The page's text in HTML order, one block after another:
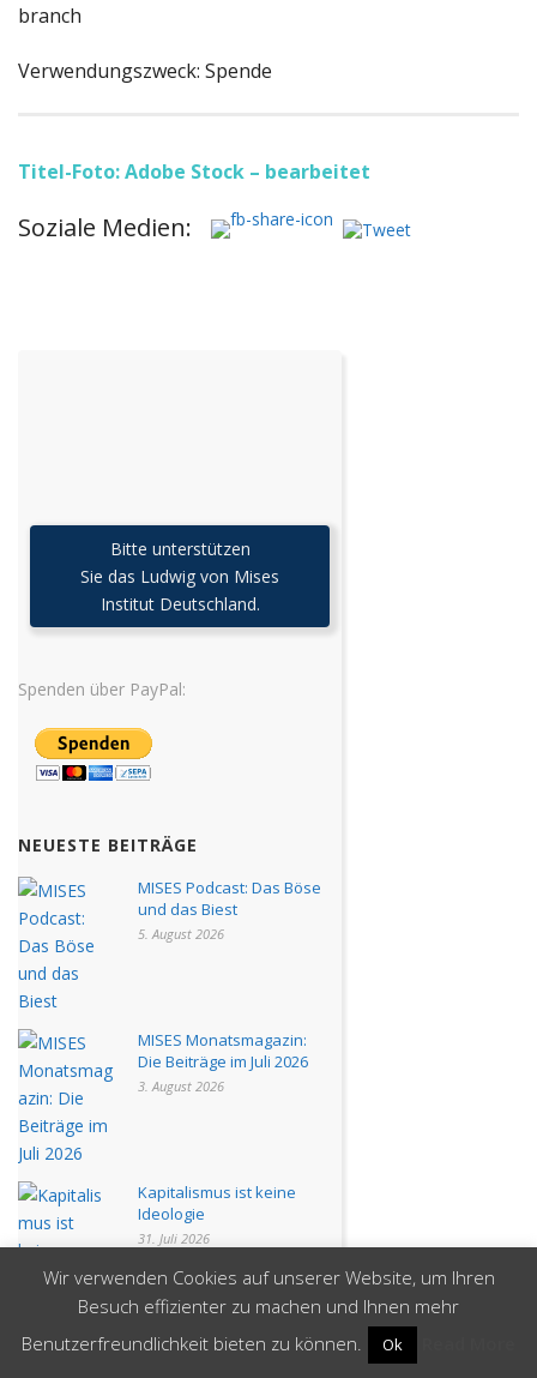
branch
Verwendungszweck: Spende
Titel-Foto: Adobe Stock – bearbeitet
Soziale Medien:
Bitte unterstützen
Sie das Ludwig von Mises
Institut Deutschland.
Spenden über PayPal:
NEUESTE BEITRÄGE
MISES Podcast: Das Böse
und das Biest
5. August 2026
MISES Monatsmagazin:
Die Beiträge im Juli 2026
3. August 2026
Kapitalismus ist keine
Ideologie
31. Juli 2026
MISES Podcast: Nach der
Verschuldung droht die
Wir verwenden Cookies auf unserer Website, um Ihren
Besuch effizienter zu machen und Ihnen mehr
Benutzerfreundlichkeit bieten zu können.
Ok